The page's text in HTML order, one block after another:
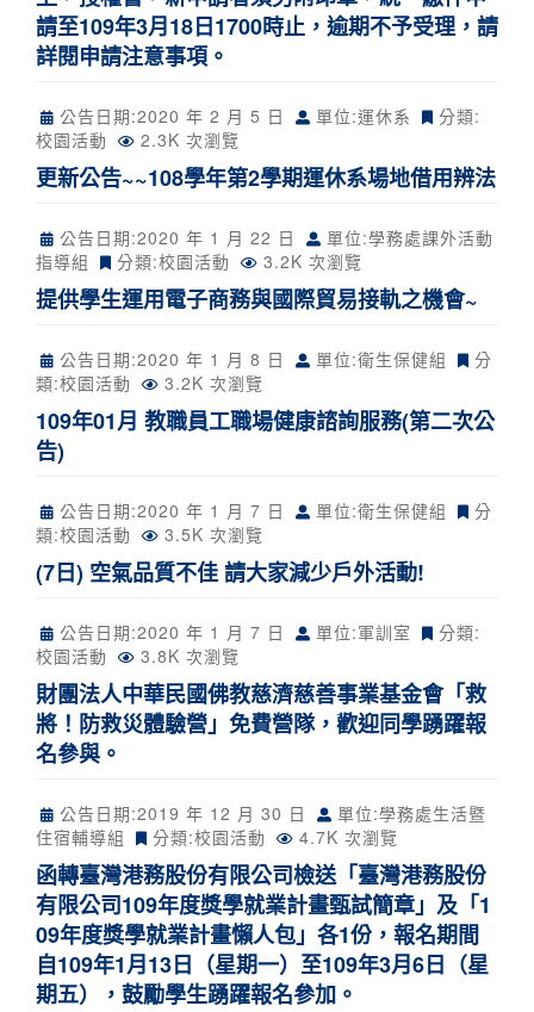
請至109年3月18日1700時止，逾期不予受理，請
詳閱申請注意事項。
公告日期:2020 年 2 月 5 日 單位:運休系
分類:
校園活動
2.3K 次瀏覽
更新公告~~108學年第2學期運休系場地借用辨法
公告日期:2020 年 1 月 22 日
單位:學務處課外活動
指導組
分類:校園活動 3.2K 次瀏覽
提供學生運用電子商務與國際貿易接軌之機會~
公告日期:2020 年 1 月 8 日 單位:衛生保健組
分
類:校園活動 3.2K 次瀏覽
109年01月 教職員工職場健康諮詢服務(第二次公
告)
公告日期:2020 年 1 月 7 日 單位:衛生保健組
分
類:校園活動 3.5K 次瀏覽
(7日) 空氣品質不佳 請大家減少戶外活動!
公告日期:2020 年 1 月 7 日 單位:軍訓室
分類:
校園活動
3.8K 次瀏覽
財團法人中華民國佛教慈濟慈善事業基金會「救
將！防救災體驗營」免費營隊，歡迎同學踴躍報
名參與。
公告日期:2019 年 12 月 30 日
單位:學務處生活暨
住宿輔導組
分類:校園活動 4.7K 次瀏覽
函轉臺灣港務股份有限公司檢送「臺灣港務股份
有限公司109年度獎學就業計畫甄試簡章」及「1
09年度獎學就業計畫懶人包」各1份，報名期間
自109年1月13日（星期一）至109年3月6日（星
期五），鼓勵學生踴躍報名參加。